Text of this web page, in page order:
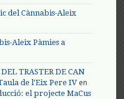
del Cànnabis-Aleix
Aleix Pàmies a
TRASTER DE CAN
de l'Eix Pere IV en
el projecte MaCus